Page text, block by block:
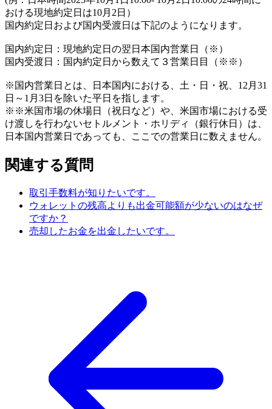
おける現地約定日は10月2日）
国内約定日および国内受渡日は下記のようになります。
国内約定日：現地約定日の翌日本国内営業日（※）
国内受渡日：国内約定日から数えて３営業日目（※※）
※国内営業日とは、日本国内における、土・日・祝、12月31
日～1月3日を除いた平日を指します。
※※米国市場の休場日（祝日など）や、米国市場における受
け渡しを行わないセトルメント・ホリディ（銀行休日）は、
日本国内営業日であっても、ここでの営業日に数えません。
関連する質問
取引手数料が知りたいです。
ウォレットの残高よりも出金可能額が少ないのはなぜ
ですか？
売却したお金を出金したいです。